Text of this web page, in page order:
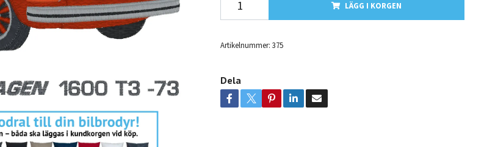
LÄGG I KORGEN
Artikelnummer: 375
Dela